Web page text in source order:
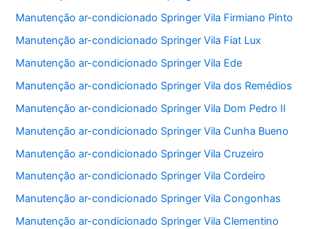
Manutenção ar-condicionado Springer Vila Firmiano Pinto
Manutenção ar-condicionado Springer Vila Fiat Lux
Manutenção ar-condicionado Springer Vila Ede
Manutenção ar-condicionado Springer Vila dos Remédios
Manutenção ar-condicionado Springer Vila Dom Pedro II
Manutenção ar-condicionado Springer Vila Cunha Bueno
Manutenção ar-condicionado Springer Vila Cruzeiro
Manutenção ar-condicionado Springer Vila Cordeiro
Manutenção ar-condicionado Springer Vila Congonhas
Manutenção ar-condicionado Springer Vila Clementino